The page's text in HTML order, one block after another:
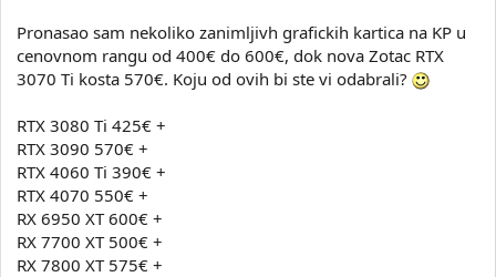
Pronasao sam nekoliko zanimljivh grafickih kartica na KP u
cenovnom rangu od 400€ do 600€, dok nova Zotac RTX
3070 Ti kosta 570€. Koju od ovih bi ste vi odabrali?
RTX 3080 Ti 425€ +
RTX 3090 570€ +
RTX 4060 Ti 390€ +
RTX 4070 550€ +
RX 6950 XT 600€ +
RX 7700 XT 500€ +
RX 7800 XT 575€ +